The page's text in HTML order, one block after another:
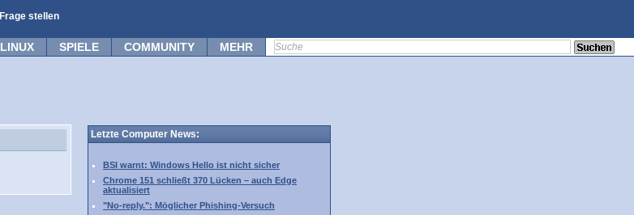
Frage stellen
LINUX SPIELE COMMUNITY MEHR
Letzte Computer News:
BSI warnt: Windows Hello ist nicht sicher
Chrome 151 schließt 370 Lücken – auch Edge
aktualisiert
"No-reply.": Möglicher Phishing-Versuch